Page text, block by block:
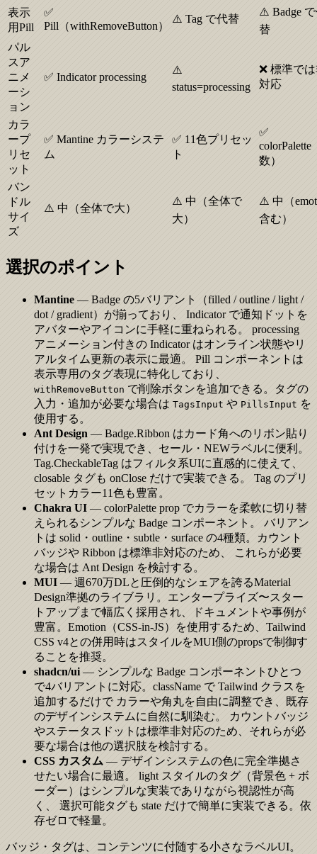
表示
用Pill
✅
Pill（withRemoveButton）
⚠️ Tag で代替
⚠️ Badge
替
パル
スア
ニメ
ーシ
ョン
✅ Indicator processing
⚠️
status=processing
❌ 標準で
対応
カラ
ープ
リセ
ット
✅ Mantine カラーシステ
ム
✅ 11色プリセッ
ト
✅
colorPalette
数）
バン
ドル
サイ
ズ
⚠️ 中（全体で大）
⚠️ 中（全体で
大）
⚠️ 中（
含む）
選択のポイント
Mantine — Badge の5バリアント（filled / outline / light /
dot / gradient）が揃っており、 Indicator で通知ドットを
アバターやアイコンに手軽に重ねられる。 processing
アニメーション付きの Indicator はオンライン状態やリ
アルタイム更新の表示に最適。 Pill コンポーネントは
表示専用のタグ表現に特化しており、
withRemoveButton で削除ボタンを追加できる。タグの
入力・追加が必要な場合は TagsInput や PillsInput を
使用する。
Ant Design — Badge.Ribbon はカード角へのリボン貼り
付けを一発で実現でき、セール・NEWラベルに便利。
Tag.CheckableTag はフィルタ系UIに直感的に使えて、
closable タグも onClose だけで実装できる。 Tag のプリ
セットカラー11色も豊富。
Chakra UI — colorPalette prop でカラーを柔軟に切り替
えられるシンプルな Badge コンポーネント。 バリアン
トは solid・outline・subtle・surface の4種類。カウント
バッジや Ribbon は標準非対応のため、 これらが必要
な場合は Ant Design を検討する。
MUI — 週670万DLと圧倒的なシェアを誇るMaterial
Design準拠のライブラリ。エンタープライズ〜スター
トアップまで幅広く採用され、ドキュメントや事例が
豊富。Emotion（CSS-in-JS）を使用するため、Tailwind
CSS v4との併用時はスタイルをMUI側のpropsで制御す
ることを推奨。
shadcn/ui — シンプルな Badge コンポーネントひとつ
で4バリアントに対応。className で Tailwind クラスを
追加するだけで カラーや角丸を自由に調整でき、既存
のデザインシステムに自然に馴染む。 カウントバッジ
やステータスドットは標準非対応のため、それらが必
要な場合は他の選択肢を検討する。
CSS カスタム — デザインシステムの色に完全準拠さ
せたい場合に最適。 light スタイルのタグ（背景色 + ボ
ーダー）はシンプルな実装でありながら視認性が高
く、 選択可能タグも state だけで簡単に実装できる。依
存ゼロで軽量。
バッジ・タグは、コンテンツに付随する小さなラベルUI。